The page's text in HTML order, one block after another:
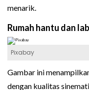
menarik.
Rumah hantu dan
Pixabay
Gambar ini
dengan kualitas